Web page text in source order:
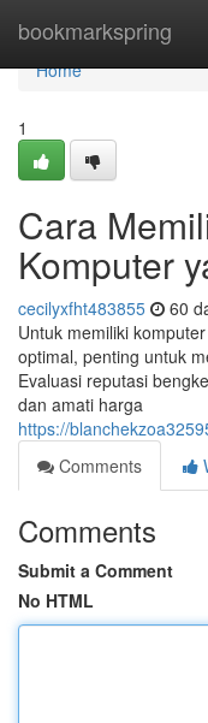
bookmarkspring
Home
Home
1
Cara
Komputer
cecilyxfht483855 60
Untuk memiliki
optimal, penting untuk
Evaluasi reputasi
dan amati harga
https://
Comments
Comments
Submit a Comment
No HTML